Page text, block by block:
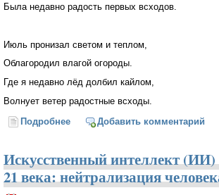
Была недавно радость первых всходов.
Июль пронизал светом и теплом,
Облагородил влагой огороды.
Где я недавно лёд долбил кайлом,
Волнует ветер радостные всходы.
Подробнее о Июль семнадцатого
Добавить комментарий
Искусственный интеллект
21 века: нейтрализация